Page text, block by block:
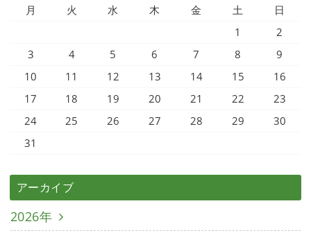
月
火 水 木 金 土
日
1
2
3
4 5 6 7 8
9
10
11 12 13 14 15
16
17
18 19 20 21 22
23
24
25 26 27 28 29
30
31
アーカイブ
2026年